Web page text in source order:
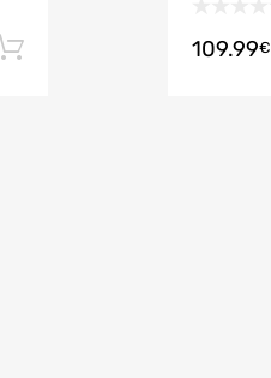
Añadir al carrito109.99€